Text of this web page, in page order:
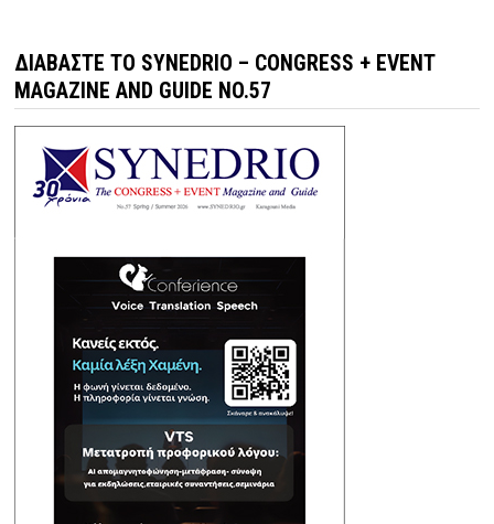
ΔΙΑΒΆΣΤΕ ΤΟ SYNEDRIO – CONGRESS + EVENT
MAGAZINE AND GUIDE NO.57